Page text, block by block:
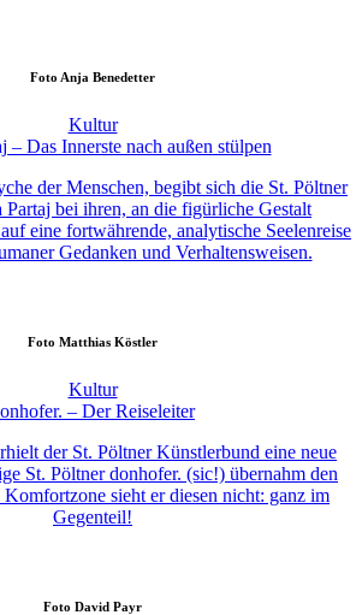
Foto Anja Benedetter
Kultur
– Das Innerste nach außen stülpen
der Menschen, begibt sich die St. Pöltner
bei ihren, an die figürliche Gestalt
eine fortwährende, analytische Seelenreise
Gedanken und Verhaltensweisen.
Foto Matthias Köstler
Kultur
– Der Reiseleiter
der St. Pöltner Künstlerbund eine neue
St. Pöltner donhofer. (sic!) übernahm den
Komfortzone sieht er diesen nicht: ganz im
Gegenteil!
Foto David Payr